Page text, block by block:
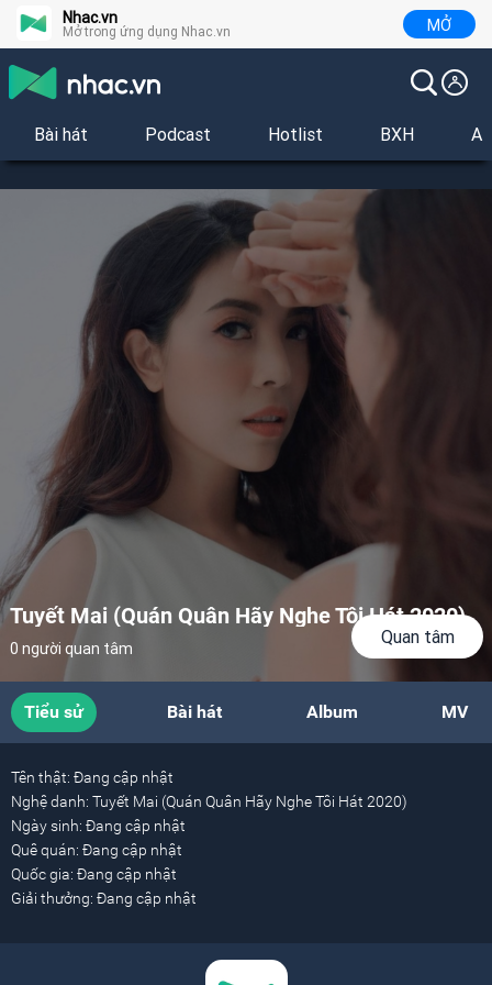
Nhac.vn
Mở trong ứng dụng Nhac.vn MỞ
Bài hát Podcast Hotlist BXH
Tuyết Mai (Quán Quân Hãy Nghe Tôi Hát 2020)
0 người quan tâm
Quan tâm
Tiểu sử Bài hát Album MV
Tên thật: Đang cập nhật
Nghệ danh: Tuyết Mai (Quán Quân Hãy Nghe Tôi Hát 2020)
Ngày sinh: Đang cập nhật
Quê quán: Đang cập nhật
Quốc gia: Đang cập nhật
Giải thưởng: Đang cập nhật